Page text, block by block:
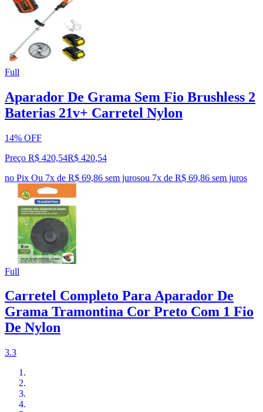
Full
Aparador De Grama Sem Fio Brushless 2
Baterias 21v+ Carretel Nylon
14% OFF
Preço R$ 420,54R$ 420,54
no Pix Ou 7x de R$ 69,86 sem jurosou 7x de R$ 69,86 sem juros
Full
Carretel Completo Para Aparador De
Grama Tramontina Cor Preto Com 1 Fio
De Nylon
3.3